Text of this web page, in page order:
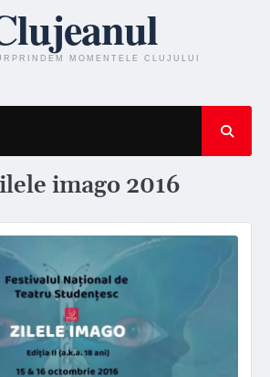
imago 2016